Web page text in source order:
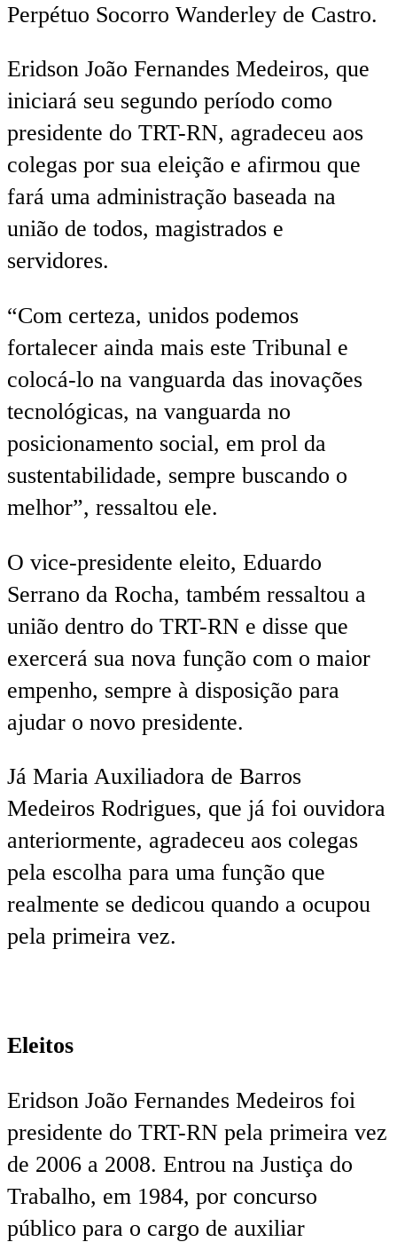
Perpétuo Socorro Wanderley de Castro.
Eridson João Fernandes Medeiros, que
iniciará seu segundo período como
presidente do TRT-RN, agradeceu aos
colegas por sua eleição e afirmou que
fará uma administração baseada na
união de todos, magistrados e
servidores.
“Com certeza, unidos podemos
fortalecer ainda mais este Tribunal e
colocá-lo na vanguarda das inovações
tecnológicas, na vanguarda no
posicionamento social, em prol da
sustentabilidade, sempre buscando o
melhor”, ressaltou ele.
O vice-presidente eleito, Eduardo
Serrano da Rocha, também ressaltou a
união dentro do TRT-RN e disse que
exercerá sua nova função com o maior
empenho, sempre à disposição para
ajudar o novo presidente.
Já Maria Auxiliadora de Barros
Medeiros Rodrigues, que já foi ouvidora
anteriormente, agradeceu aos colegas
pela escolha para uma função que
realmente se dedicou quando a ocupou
pela primeira vez.
Eleitos
Eridson João Fernandes Medeiros foi
presidente do TRT-RN pela primeira vez
de 2006 a 2008. Entrou na Justiça do
Trabalho, em 1984, por concurso
público para o cargo de auxiliar